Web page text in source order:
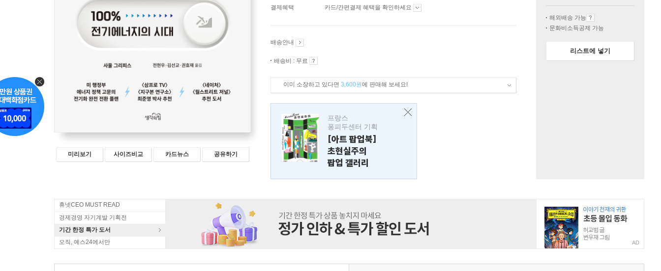
미리보기 사이즈비교 카드뉴스 공유하기
결제혜택 카드/간편결제 혜택을 확인하세요
배송안내
배송비 : 무료
이미 소장하고 있다면 3,600원에 판매해 보세요!
프랑스
퐁피두센터 기획
[아트 팝업북]
초현실주의
팝업 갤러리
해외배송 가능
문화비소득공제 가능
리스트에 넣기
휴넷CEO MUST READ
경제경영 자기계발 기획전
기간 한정 특가 도서
오직, 예스24에서만
AD